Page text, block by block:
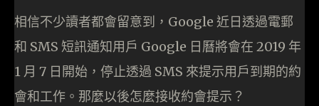
相信不少讀者都會留意到，Google 近日透過電郵
和 SMS 短訊通知用戶 Google 日曆將會在 2019 年
1 月 7 日開始，停止透過 SMS 來提示用戶到期的約
會和工作。那麼以後怎麼接收約會提示？